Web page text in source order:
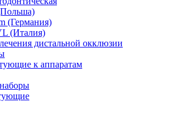
(Германия)
(Италия)
дистальной окклюзии
к аппаратам